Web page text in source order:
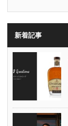
新着記事